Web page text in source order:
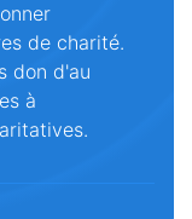
de charité.
don d'au
à